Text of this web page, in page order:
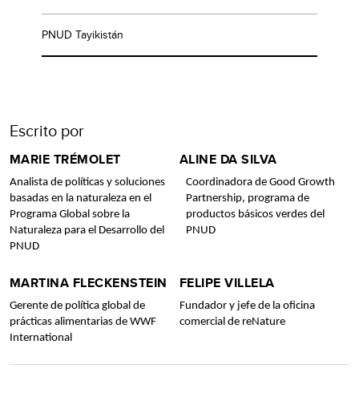
PNUD Tayikistán
Escrito por
MARIE TRÉMOLET
Analista de políticas y soluciones
basadas en la naturaleza en el
Programa Global sobre la
Naturaleza para el Desarrollo del
PNUD
ALINE DA SILVA
Coordinadora de Good Growth
Partnership, programa de
productos básicos verdes del
PNUD
MARTINA FLECKENSTEIN
Gerente de política global de
prácticas alimentarias de WWF
International
FELIPE VILLELA
Fundador y jefe de la oficina
comercial de reNature